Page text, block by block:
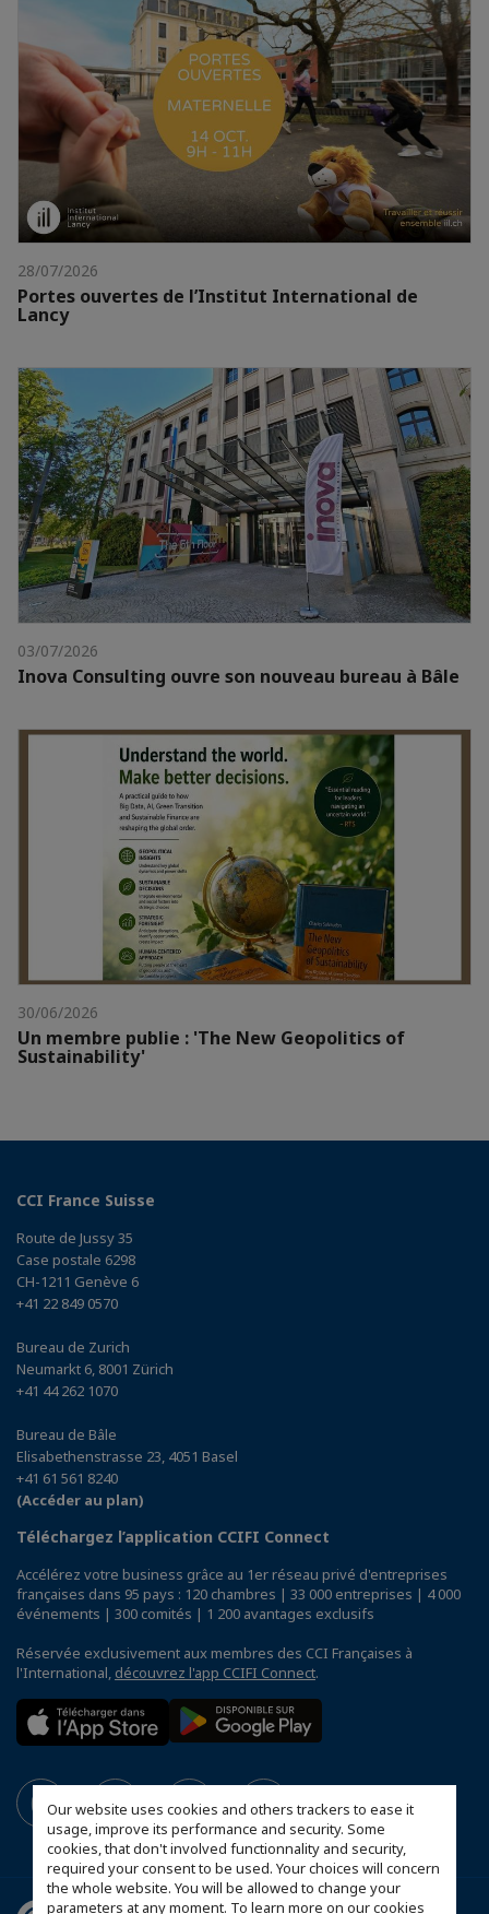
Our website uses cookies and others trackers to ease it
usage, improve its performance and security. Some
cookies, that don't involved functionnality and security,
required your consent to be used. Your choices will concern
the whole website. You will be allowed to change your
parameters at any moment. To learn more on our cookies
28/07/2026
Portes ouvertes de l’Institut International de
Lancy
03/07/2026
Inova Consulting ouvre son nouveau bureau à Bâle
30/06/2026
Un membre publie : 'The New Geopolitics of
Sustainability'
CCI France Suisse
Route de Jussy 35
Case postale 6298
CH-1211 Genève 6
+41 22 849 0570
Bureau de Zurich
Neumarkt 6, 8001 Zürich
+41 44 262 1070
Bureau de Bâle
Elisabethenstrasse 23, 4051 Basel
+41 61 561 8240
(Accéder au plan)
Téléchargez l’application CCIFI Connect
Accélérez votre business grâce au 1er réseau privé d'entreprises
françaises dans 95 pays : 120 chambres | 33 000 entreprises | 4 000
événements | 300 comités | 1 200 avantages exclusifs
Réservée exclusivement aux membres des CCI Françaises à
l'International, découvrez l'app CCIFI Connect.